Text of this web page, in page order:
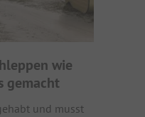
wie
gemacht
und musst